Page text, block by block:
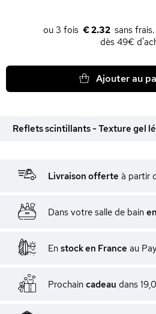
€ 2.32
dès 49€
Ajouter au
Reflets scintillants - Texture gel
Livraison offerte à partir
Dans votre salle de bain
En stock en France au
Prochain cadeau dans